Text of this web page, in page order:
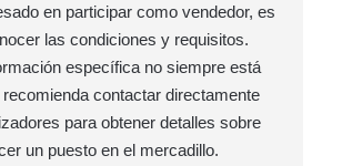
en participar como vendedor, es
las condiciones y requisitos.
específica no siempre está
contactar directamente
para obtener detalles sobre
un puesto en el mercadillo.